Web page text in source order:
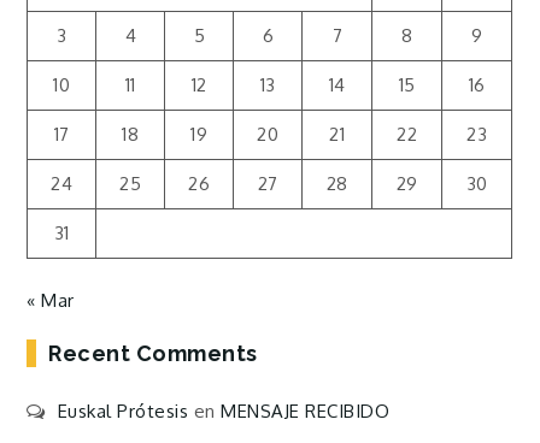
3 4 5 6 7 8 9
10 11 12 13 14 15 16
17 18 19 20 21 22 23
24 25 26 27 28 29 30
31
« Mar
Recent Comments
Euskal Prótesis enMENSAJE RECIBIDO